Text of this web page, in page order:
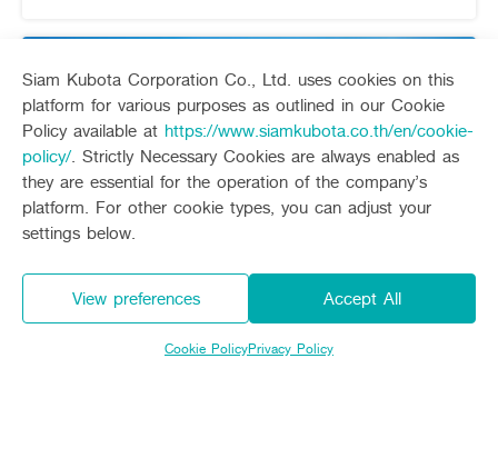
Siam Kubota Corporation Co., Ltd. uses cookies on this
platform for various purposes as outlined in our Cookie
Policy available at https://www.siamkubota.co.th/en/cookie-
policy/. Strictly Necessary Cookies are always enabled as
they are essential for the operation of the company’s
platform. For other cookie types, you can adjust your
settings below.
Accept All
View preferences
Cookie PolicyPrivacy Policy
คูโบต้า เซอร์วิส แคร์ (ไตรมาส 3)
Today - 30 September 2026